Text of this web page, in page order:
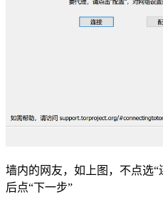
墙内的网友，如上图，不点选“
后点“下一步”